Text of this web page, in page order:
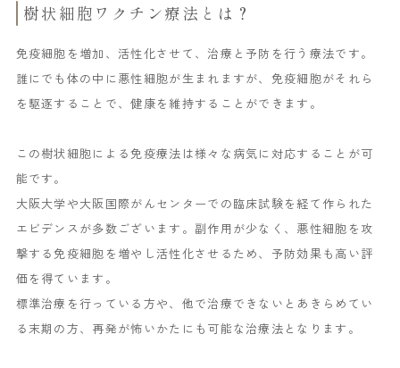
樹状細胞ワクチン療法とは？
免疫細胞を増加、活性化させて、治療と予防を行う療法です。
誰にでも体の中に悪性細胞が生まれますが、免疫細胞がそれら
を駆逐することで、健康を維持することができます。
この樹状細胞による免疫療法は様々な病気に対応することが可
能です。
大阪大学や大阪国際がんセンターでの臨床試験を経て作られた
エビデンスが多数ございます。副作用が少なく、悪性細胞を攻
撃する免疫細胞を増やし活性化させるため、予防効果も高い評
価を得ています。
標準治療を行っている方や、他で治療できないとあきらめてい
る末期の方、再発が怖いかたにも可能な治療法となります。